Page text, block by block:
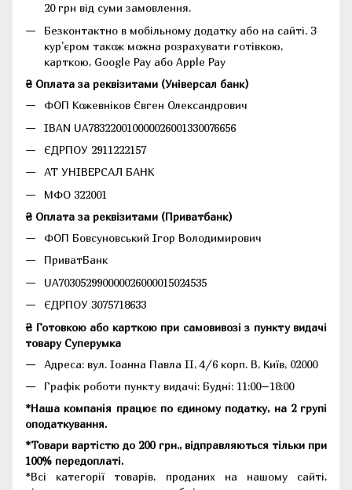
20 грн від суми замовлення.
Безконтактно в мобільному додатку або на сайті. З
кур'єром також можна розрахувати готівкою,
карткою, Google Pay або Apple Pay
₴ Оплата за реквізитами (Універсал банк)
ФОП Кожевніков Євген Олександрович
IBAN UA783220010000026001330076656
ЄДРПОУ 2911222157
АТ УНІВЕРСАЛ БАНК
МФО 322001
₴ Оплата за реквізитами (Приватбанк)
ФОП Бовсуновський Ігор Володимирович
ПриватБанк
UA703052990000026000015024535
ЄДРПОУ 3075718633
₴ Готовкою або карткою при самовивозі з пункту видачі
товару Суперумка
Адреса: вул. Іоанна Павла II, 4/6 корп. В, Київ, 02000
Графік роботи пункту видачі: Будні: 11:00–18:00
*Наша компанія працює по єдиному податку, на 2 групі
оподаткування.
*Товари вартістю до 200 грн., відправляються тільки при
100% передоплаті.
*Всі категорії товарів, проданих на нашому сайті,